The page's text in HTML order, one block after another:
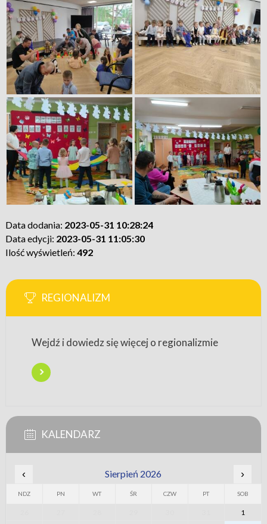
Data dodania: 2023-05-31 10:28:24
Data edycji: 2023-05-31 11:05:30
Ilość wyświetleń: 492
REGIONALIZM
Wejdź i dowiedz się więcej o regionalizmie
KALENDARZ
‹ Sierpień 2026 ›
NDZ PN WT ŚR CZW PT SOB
1